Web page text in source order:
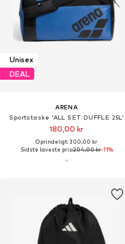
Unisex
DEAL
ARENA
Sportstaske 'ALL SET DUFFLE 25L'
180,00 kr
Oprindeligt: 300,00 kr
Sidste laveste pris:204,00 kr-11%